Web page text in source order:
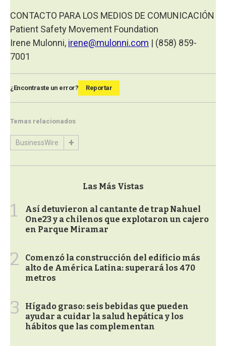
CONTACTO PARA LOS MEDIOS DE COMUNICACIÓN
Patient Safety Movement Foundation
Irene Mulonni, irene@mulonni.com | (858) 859-
7001
¿Encontraste un error? Reportar
Temas relacionados
BusinessWire
Las Más Vistas
1
Así detuvieron al cantante de trap Nahuel
One23 y a chilenos que explotaron un cajero
en Parque Miramar
2
Comenzó la construcción del edificio más
alto de América Latina: superará los 470
metros
3
Hígado graso: seis bebidas que pueden
ayudar a cuidar la salud hepática y los
hábitos que las complementan